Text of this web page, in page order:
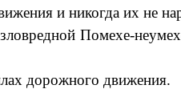
и никогда их не
Помехе-
дорожного движения.